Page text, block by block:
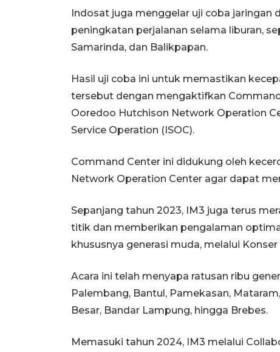
Indosat juga menggelar uji coba jaringan
peningkatan perjalanan selama liburan,
Samarinda, dan Balikpapan.
Hasil uji coba ini untuk memastikan
tersebut dengan mengaktifkan
Ooredoo Hutchison Network Operation
Service Operation (ISOC).
Command Center ini didukung oleh
Network Operation Center agar dapat
Sepanjang tahun 2023, IM3 juga terus
titik dan memberikan pengalaman
khususnya generasi muda, melalui
Acara ini telah menyapa ratusan ribu
Palembang, Bantul, Pamekasan,
Besar, Bandar Lampung, hingga Brebes.
Memasuki tahun 2024, IM3 melalui